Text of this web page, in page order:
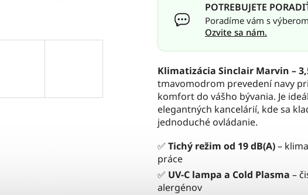
POTREBUJETE
Poradíme vám s
Ozvite sa nám.
Klimatizácia Sinclair Marvin –
tmavomodrom prevedení navy
komfort do vášho bývania. Je
elegantných kancelárií, kde sa
jednoduché ovládanie.
✅ Tichý režim od 19 dB(A)–
práce
✅ UV-C lampa a Cold Plasma –
alergénov